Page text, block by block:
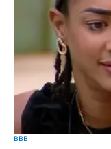
BBB